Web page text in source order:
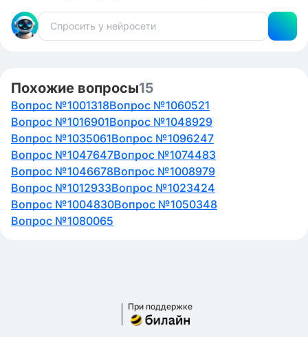
Я потерял свою шляпу в аэропорту.
Джон ждал на вокзале целый час.
Мы уже пристегнули ремни безопасности.
Похожие вопросы15
Вопрос №1001318Вопрос №1060521
Вопрос №1016901Вопрос №1048929
Вопрос №1035061Вопрос №1096247
Вопрос №1047647Вопрос №1074483
Вопрос №1046678Вопрос №1008979
Вопрос №1012933Вопрос №1023424
Вопрос №1004830Вопрос №1050348
Вопрос №1080065
При поддержке